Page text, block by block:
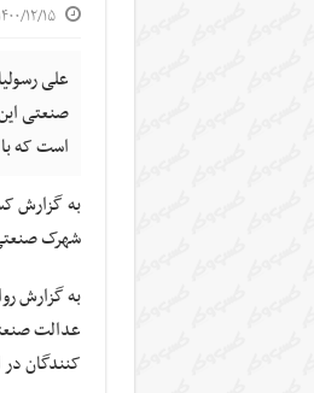
۱۴۰۰/۱۲/
علی
صنعتی
است که
به گزارش
شهرک
به گزارش
عدالت
کنندگان